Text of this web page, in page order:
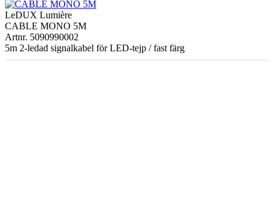
LeDUX Lumière
CABLE MONO 5M
Artnr. 5090990002
5m 2-ledad signalkabel för LED-tejp / fast färg